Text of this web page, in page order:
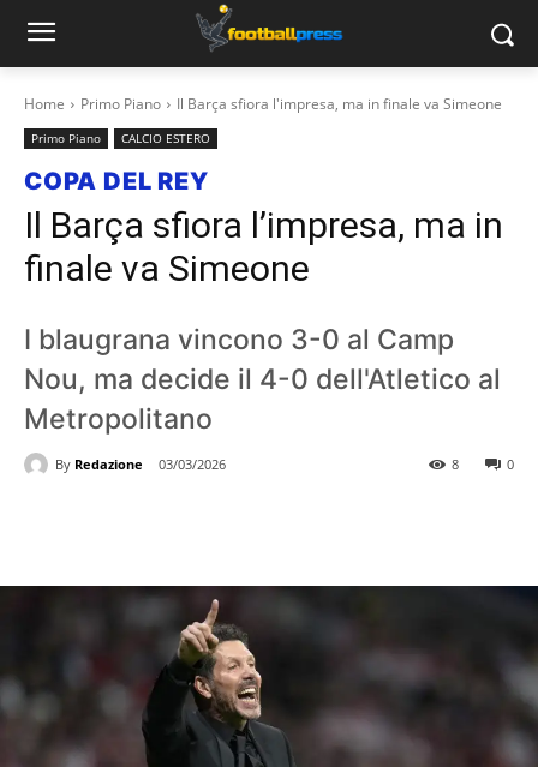
Home Primo Piano Il Barça sfiora l'impresa, ma in finale va Simeone
Primo Piano CALCIO ESTERO
COPA DEL REY
Il Barça sfiora l’impresa, ma in
finale va Simeone
I blaugrana vincono 3-0 al Camp
Nou, ma decide il 4-0 dell'Atletico al
Metropolitano
By Redazione 03/03/2026 0
8